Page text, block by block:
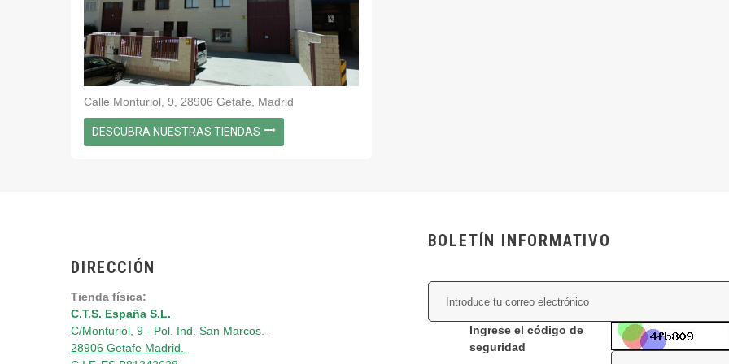
Calle Monturiol, 9, 28906 Getafe, Madrid
DESCUBRA NUESTRAS TIENDAS
DIRECCIÓN
Tienda física:
C.T.S. España S.L.
C/Monturiol, 9 - Pol. Ind. San Marcos.
28906 Getafe Madrid.
BOLETÍN INFORMATIVO
Ingrese el código de
seguridad